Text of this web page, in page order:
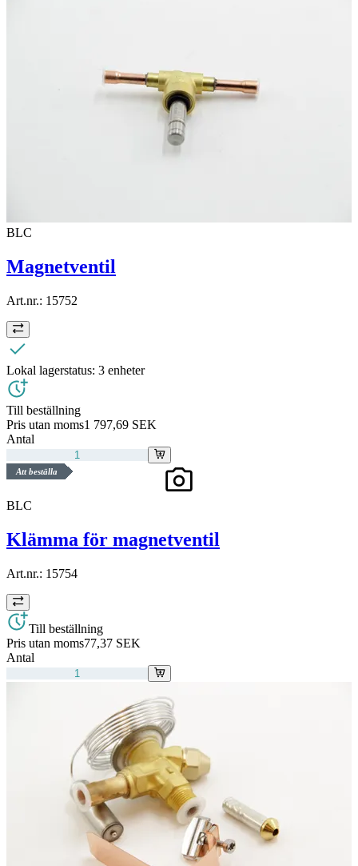
BLC
Magnetventil
Art.nr.: 15752
Lokal lagerstatus: 3 enheter
Till beställning
Pris utan moms1 797,69 SEK
Antal
Att beställa
BLC
Klämma för magnetventil
Art.nr.: 15754
Till beställning
Pris utan moms77,37 SEK
Antal